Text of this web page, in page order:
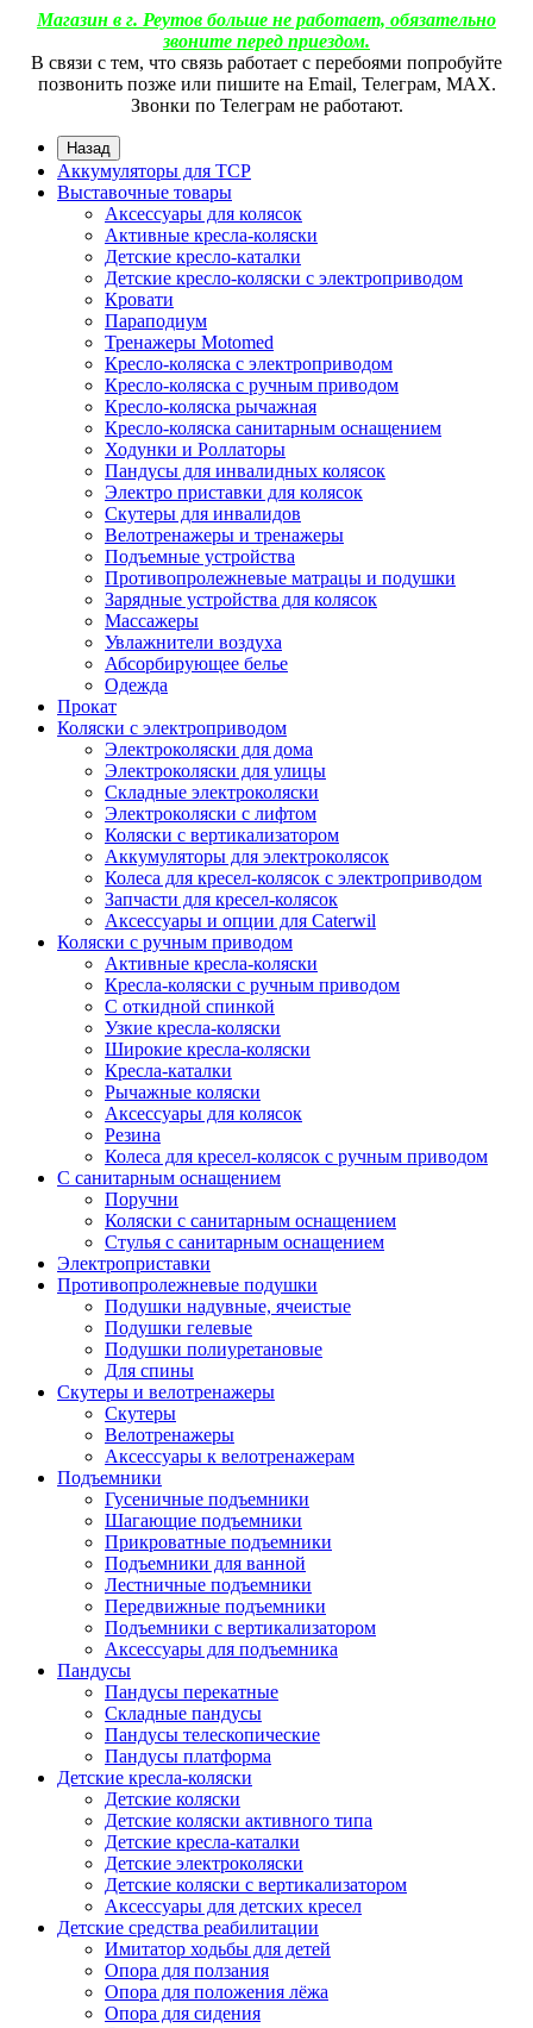
Магазин в г. Реутов больше не работает, обязательно
звоните перед приездом.
В связи с тем, что связь работает с перебоями попробуйте
позвонить позже или пишите на Email, Телеграм, МАХ.
Звонки по Телеграм не работают.
Назад
Аккумуляторы для ТСР
Выставочные товары
Аксессуары для колясок
Активные кресла-коляски
Детские кресло-каталки
Детские кресло-коляски с электроприводом
Кровати
Параподиум
Тренажеры Motomed
Кресло-коляска с электроприводом
Кресло-коляска с ручным приводом
Кресло-коляска рычажная
Кресло-коляска санитарным оснащением
Ходунки и Роллаторы
Пандусы для инвалидных колясок
Электро приставки для колясок
Скутеры для инвалидов
Велотренажеры и тренажеры
Подъемные устройства
Противопролежневые матрацы и подушки
Зарядные устройства для колясок
Массажеры
Увлажнители воздуха
Абсорбирующее белье
Одежда
Прокат
Коляски с электроприводом
Электроколяски для дома
Электроколяски для улицы
Складные электроколяски
Электроколяски с лифтом
Коляски с вертикализатором
Аккумуляторы для электроколясок
Колеса для кресел-колясок с электроприводом
Запчасти для кресел-колясок
Аксессуары и опции для Caterwil
Коляски с ручным приводом
Активные кресла-коляски
Кресла-коляски с ручным приводом
С откидной спинкой
Узкие кресла-коляски
Широкие кресла-коляски
Кресла-каталки
Рычажные коляски
Аксессуары для колясок
Резина
Колеса для кресел-колясок с ручным приводом
С санитарным оснащением
Поручни
Коляски с санитарным оснащением
Стулья с санитарным оснащением
Электроприставки
Противопролежневые подушки
Подушки надувные, ячеистые
Подушки гелевые
Подушки полиуретановые
Для спины
Скутеры и велотренажеры
Скутеры
Велотренажеры
Аксессуары к велотренажерам
Подъемники
Гусеничные подъемники
Шагающие подъемники
Прикроватные подъемники
Подъемники для ванной
Лестничные подъемники
Передвижные подъемники
Подъемники с вертикализатором
Аксессуары для подъемника
Пандусы
Пандусы перекатные
Складные пандусы
Пандусы телескопические
Пандусы платформа
Детские кресла-коляски
Детские коляски
Детские коляски активного типа
Детские кресла-каталки
Детские электроколяски
Детские коляски с вертикализатором
Аксессуары для детских кресел
Детские средства реабилитации
Имитатор ходьбы для детей
Опора для ползания
Опора для положения лёжа
Опора для сидения